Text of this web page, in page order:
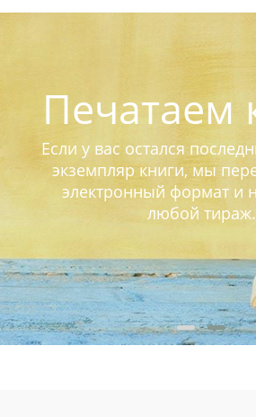
Печатаем
Если у вас остался
экземпляр книги, мы
электронный формат и
любой тираж.